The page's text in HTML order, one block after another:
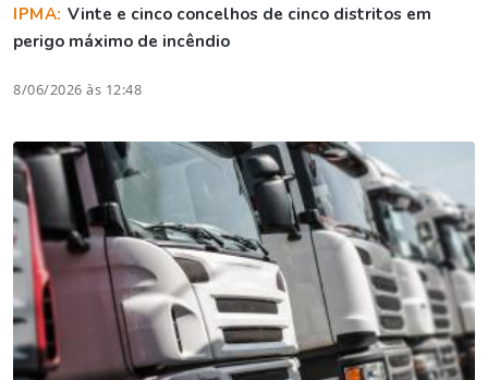
IPMA: Vinte e cinco concelhos de cinco distritos em
perigo máximo de incêndio
8/06/2026 às 12:48